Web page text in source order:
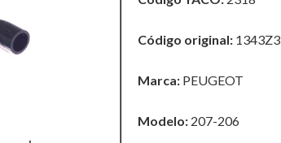
Código original:1343Z3
Marca:PEUGEOT
Modelo:207-206